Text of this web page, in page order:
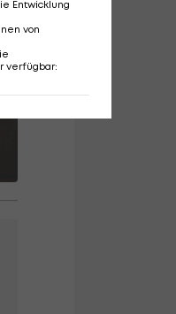
Entwicklung
von
verfügbar: